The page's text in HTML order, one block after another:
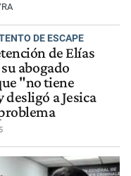
DE ESCAPE
de Elías
abogado
"no tiene
desligó a Jesica